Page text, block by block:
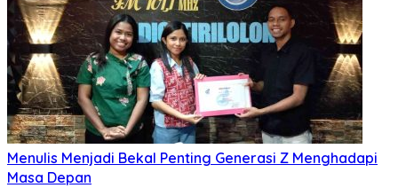
Menulis Menjadi Bekal Penting Generasi Z Menghadapi
Masa Depan